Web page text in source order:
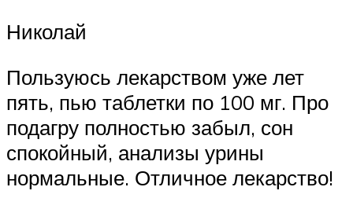
Николай
Пользуюсь лекарством уже лет
пять, пью таблетки по 100 мг. Про
подагру полностью забыл, сон
спокойный, анализы урины
нормальные. Отличное лекарство!